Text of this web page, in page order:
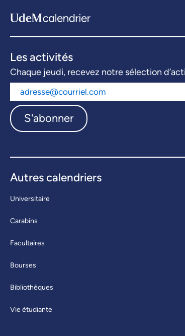
Les activités
Chaque jeudi, recevez notre sélection
S'abonner
Autres calendriers
Universitaire
Carabins
Facultaires
Bourses
Bibliothèques
Vie étudiante